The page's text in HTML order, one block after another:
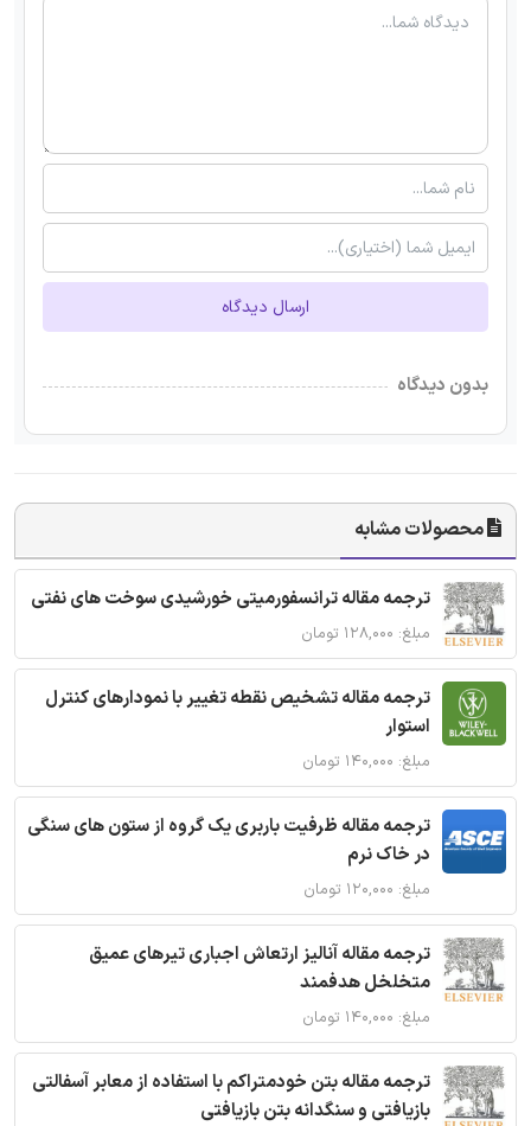
ارسال دیدگاه
بدون دیدگاه
محصولات مشابه
ترجمه مقاله ترانسفورمیتی خورشیدی سوخت های نفتی
مبلغ: ۱۲۸,۰۰۰ تومان
ترجمه مقاله تشخیص نقطه تغییر با نمودارهای کنترل
استوار
مبلغ: ۱۴۰,۰۰۰ تومان
ترجمه مقاله ظرفیت باربری یک گروه از ستون های سنگی
در خاک نرم
مبلغ: ۱۲۰,۰۰۰ تومان
ترجمه مقاله آنالیز ارتعاش اجباری تیرهای عمیق
متخلخل هدفمند
مبلغ: ۱۴۰,۰۰۰ تومان
ترجمه مقاله بتن خودمتراکم با استفاده از معابر آسفالتی
بازیافتی و سنگدانه بتن بازیافتی